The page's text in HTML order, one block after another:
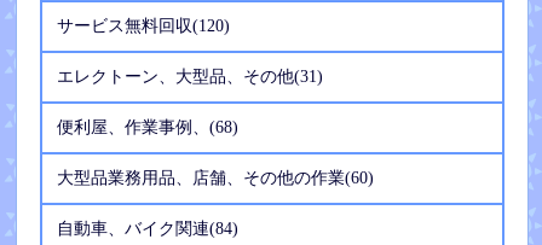
サービス無料回収(120)
エレクトーン、大型品、その他(31)
便利屋、作業事例、(68)
大型品業務用品、店舗、その他の作業(60)
自動車、バイク関連(84)